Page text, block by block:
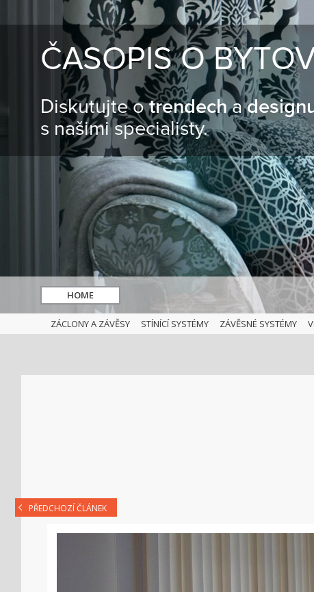
ČASOPIS O
Diskutujte otrendecha
s našimi specialisty.
HOME
ZÁCLONY A ZÁVĚSY STÍNÍCÍ SYSTÉMY ZÁVĚSNÉ SYSTÉMY
PŘEDCHOZÍ ČLÁNEK